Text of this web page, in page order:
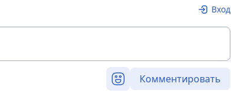
Вход
Комментировать